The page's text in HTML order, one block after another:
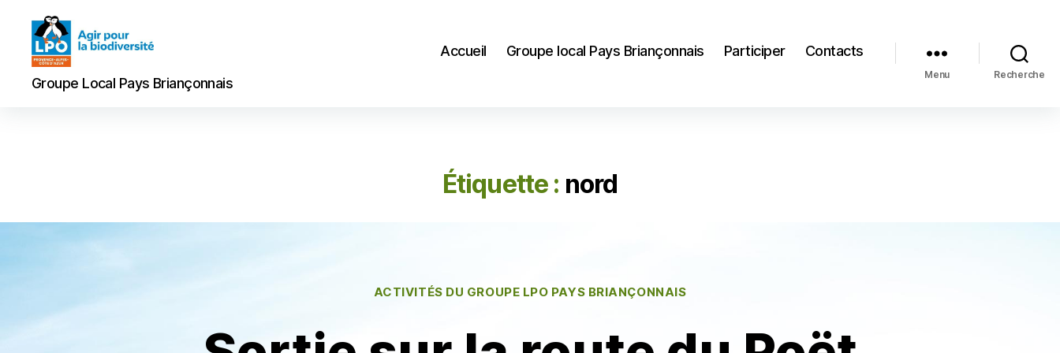
Groupe
Local
Groupe Local Pays Briançonnais
Accueil Groupe local Pays Briançonnais Participer Contacts
Menu Recherche
Étiquette : nord
Catégories
ACTIVITÉS DU GROUPE LPO PAYS BRIANÇONNAIS